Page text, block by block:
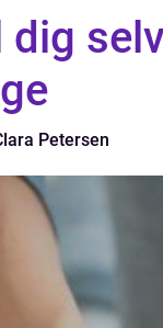
Petersen